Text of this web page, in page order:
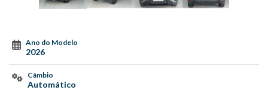
Ano do Modelo
2026
Câmbio
Automático